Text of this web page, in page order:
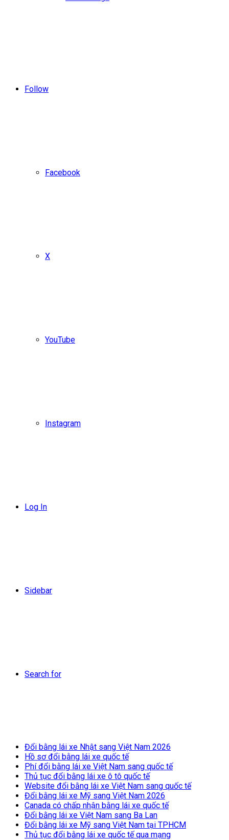
Follow
Facebook
X
YouTube
Instagram
Log In
Sidebar
Search for
Đổi bằng lái xe Nhật sang Việt Nam 2026
Hồ sơ đổi bằng lái xe quốc tế
Phí đổi bằng lái xe Việt Nam sang quốc tế
Thủ tục đổi bằng lái xe ô tô quốc tế
Website đổi bằng lái xe Việt Nam sang quốc tế
Đổi bằng lái xe Mỹ sang Việt Nam 2026
Canada có chấp nhận bằng lái xe quốc tế
Đổi bằng lái xe Việt Nam sang Ba Lan
Đổi bằng lái xe Mỹ sang Việt Nam tại TPHCM
Thủ tục đổi bằng lái xe quốc tế qua mạng